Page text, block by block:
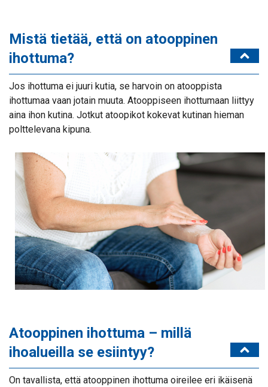
Mistä tietää, että on atooppinen
ihottuma?
Jos ihottuma ei juuri kutia, se harvoin on atooppista
ihottumaa vaan jotain muuta. Atooppiseen ihottumaan liittyy
aina ihon kutina. Jotkut atoopikot kokevat kutinan hieman
polttelevana kipuna.
Atooppinen ihottuma – millä
ihoalueilla se esiintyy?
On tavallista, että atooppinen ihottuma oireilee eri ikäisenä